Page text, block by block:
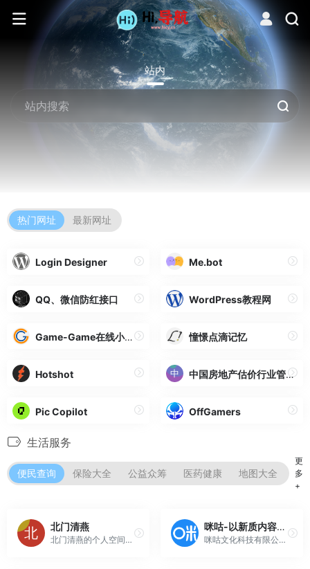
站内
热门网址 最新网址
Login Designer Me.bot
QQ、微信防红接口 WordPress教程网
Game-Game在线小游戏 憧憬点滴记忆
Hotshot 中国房地产估价行业管理信息平台
Pic Copilot OffGamers
生活服务
便民查询 保险大全 公益众筹 医药健康 地图大全 婚
更
多
+
北门清燕
北门清燕的个人空间，分享生活、记录点滴，给回忆一个绽放的美丽。
咪咕-以新质内容焕彩美好生活
咪咕文化科技有限公司（简称“咪咕公司”）是中国移动面向移动互联网领域设立，负责数字内容运营的专业公司。致力于通过文化+科技，满足人民群众的美好生活需要。目前，已成为国内领先的全场景品牌沉浸平台和正版数字内容汇聚平台。